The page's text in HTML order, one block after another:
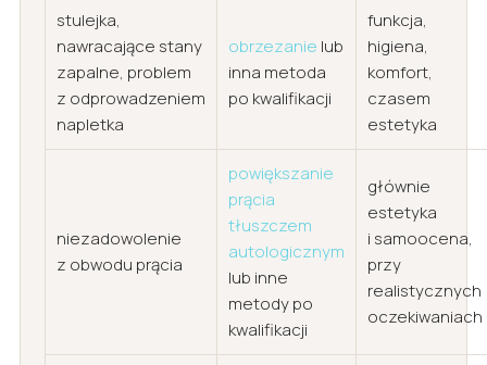
stulejka,
nawracające stany
zapalne, problem
z odprowadzeniem
napletka
obrzezanie lub
inna metoda
po kwalifikacji
funkcja,
higiena,
komfort,
czasem
estetyka
niezadowolenie
z obwodu prącia
powiększanie
prącia
tłuszczem
autologicznym
lub inne
metody po
kwalifikacji
głównie
estetyka
i samoocena,
przy
realistycznych
oczekiwaniach